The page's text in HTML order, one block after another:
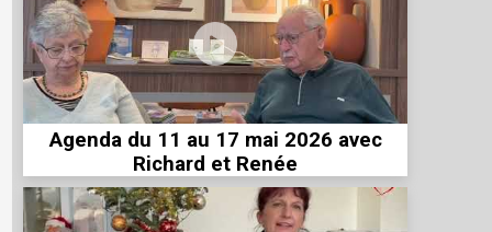
Agenda du 11 au 17 mai 2026 avec
Richard et Renée